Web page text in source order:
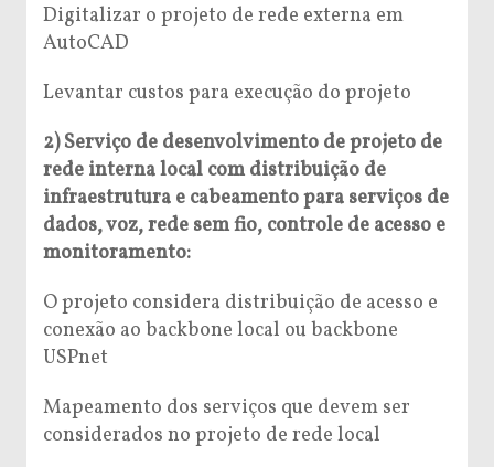
Digitalizar o projeto de rede externa em
AutoCAD
Levantar custos para execução do projeto
2) Serviço de desenvolvimento de projeto de
rede interna local com distribuição de
infraestrutura e cabeamento para serviços de
dados, voz, rede sem fio, controle de acesso e
monitoramento:
O projeto considera distribuição de acesso e
conexão ao backbone local ou backbone
USPnet
Mapeamento dos serviços que devem ser
considerados no projeto de rede local